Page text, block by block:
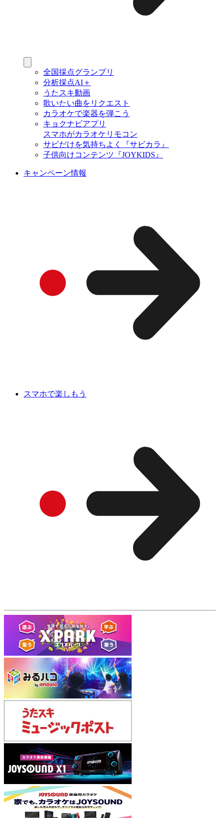
全国採点グランプリ
分析採点AI＋
うたスキ動画
歌いたい曲をリクエスト
カラオケで楽器を弾こう
キョクナビアプリ
スマホがカラオケリモコン
サビだけを気持ちよく『サビカラ』
子供向けコンテンツ『JOYKIDS』
キャンペーン情報
スマホで楽しもう